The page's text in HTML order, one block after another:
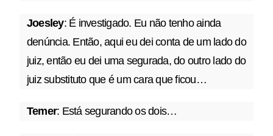
Joesley: É investigado. Eu não tenho ainda
denúncia. Então, aqui eu dei conta de um lado do
juiz, então eu dei uma segurada, do outro lado do
juiz substituto que é um cara que ficou…
Temer: Está segurando os dois…